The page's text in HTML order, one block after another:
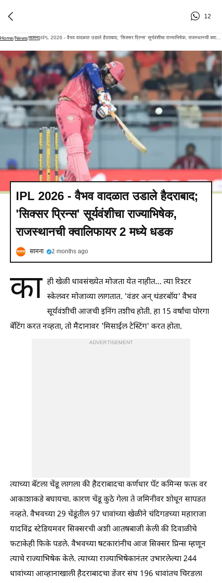
12
Home/News/सामना/ IPL 2026 - वैभव वादळात उडाले हैदराबाद; 'सिक्सर प्रिन्स' सूर्यवंशीचा राज्याभिषेक, राजस्थानची क्वालिफायर 2 मध्ये धडक
IPL 2026 - वैभव वादळात उडाले हैदराबाद;
'सिक्सर प्रिन्स' सूर्यवंशीचा राज्याभिषेक,
राजस्थानची क्वालिफायर 2 मध्ये धडक
सामना 2 months ago
का ही खेळी धावसंख्येत मोजता येत नाहीत… त्या रिश्टर
स्केलवर मोजाव्या लागतात. 'वंडर अन् थंडरबॉय' वैभव
सूर्यवंशीची आजची इनिंग तशीच होती. हा 15 वर्षांचा पोरगा
बॅटिंग करत नव्हता, तो मैदानावर 'मिसाईल टेस्टिंग' करत होता.
ADVERTISEMENT
त्याच्या बॅटला चेंडू लागला की हैदराबादचा कर्णधार पॅट कमिन्स फक्त वर
आकाशाकडे बघायचा. कारण चेंडू कुठे गेला ते जमिनीवर शोधून सापडत
नव्हते. वैभवच्या 29 चेंडूंतील 97 धावांच्या खेळीने चंदिगडच्या महाराजा
यादविंद्र स्टेडियमवर सिक्सरची अशी आतषबाजी केली की दिवाळीचे
फटाकेही फिके पडले. वैभवच्या षटकारांनीच आज सिक्सर प्रिन्स म्हणून
त्याचे राज्याभिषेक केले. त्याच्या राज्याभिषेकानंतर उभारलेल्या 244
धावांच्या आव्हानाखाली हैदराबादचा डेंजर संघ 196 धावांतच चिरडला